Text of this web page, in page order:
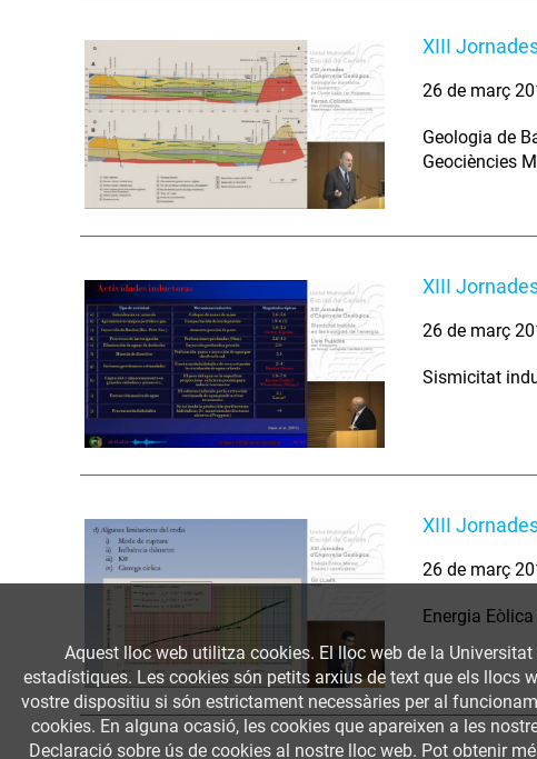
XIII
26 de març
Geologia de
Geociències
XIII
26 de març
Sismicitat
XIII
26 de març
Energia
Aquest lloc web utilitza cookies. El lloc web de la
estadístiques. Les cookies són petits arxius de text que els llocs
vostre dispositiu si són estrictament necessàries per al
cookies. En alguna ocasió, les cookies que apareixen a les
Declaració sobre ús de cookies al nostre lloc web. Pot obtenir